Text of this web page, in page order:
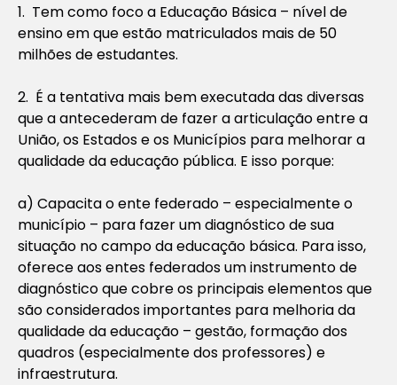
1. Tem como foco a Educação Básica – nível de
ensino em que estão matriculados mais de 50
milhões de estudantes.
2. É a tentativa mais bem executada das diversas
que a antecederam de fazer a articulação entre a
União, os Estados e os Municípios para melhorar a
qualidade da educação pública. E isso porque:
a) Capacita o ente federado – especialmente o
município – para fazer um diagnóstico de sua
situação no campo da educação básica. Para isso,
oferece aos entes federados um instrumento de
diagnóstico que cobre os principais elementos que
são considerados importantes para melhoria da
qualidade da educação – gestão, formação dos
quadros (especialmente dos professores) e
infraestrutura.